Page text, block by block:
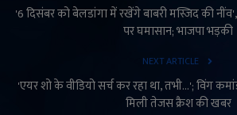
'6 दिसंबर को बेलडांगा में रखेंगे बाबरी मस्जिद की
पर घमासान; भाजपा भड़की
NEXT ARTICLE
'एयर शो के वीडियो सर्च कर रहा था, तभी...'; विंग
मिली तेजस क्रैश की खबर